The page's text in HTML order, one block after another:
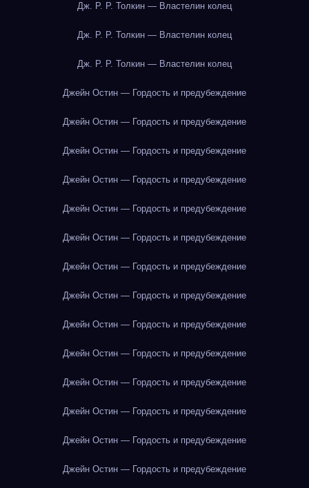
Дж. Р. Р. Толкин — Властелин колец
Дж. Р. Р. Толкин — Властелин колец
Дж. Р. Р. Толкин — Властелин колец
Джейн Остин — Гордость и предубеждение
Джейн Остин — Гордость и предубеждение
Джейн Остин — Гордость и предубеждение
Джейн Остин — Гордость и предубеждение
Джейн Остин — Гордость и предубеждение
Джейн Остин — Гордость и предубеждение
Джейн Остин — Гордость и предубеждение
Джейн Остин — Гордость и предубеждение
Джейн Остин — Гордость и предубеждение
Джейн Остин — Гордость и предубеждение
Джейн Остин — Гордость и предубеждение
Джейн Остин — Гордость и предубеждение
Джейн Остин — Гордость и предубеждение
Джейн Остин — Гордость и предубеждение